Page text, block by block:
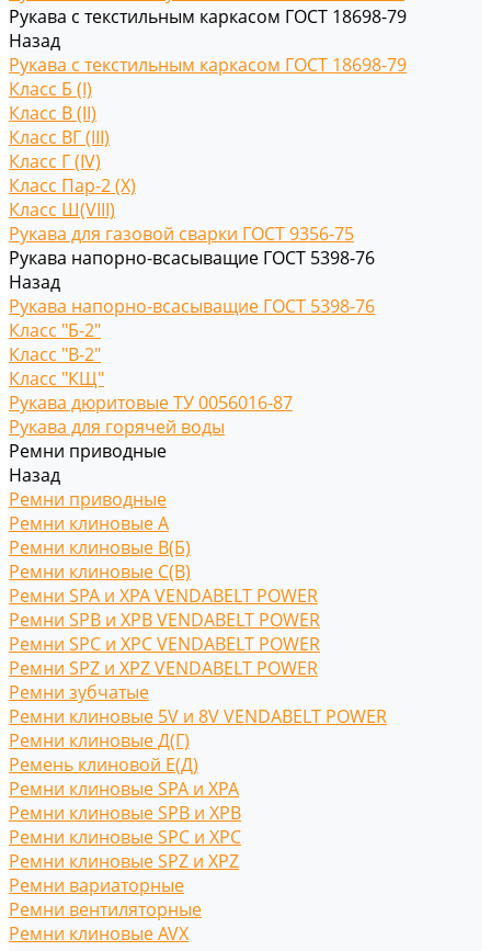
Рукава с текстильным каркасом ГОСТ 18698-79
Назад
Рукава с текстильным каркасом ГОСТ 18698-79
Класс Б (I)
Класс В (II)
Класс ВГ (III)
Класс Г (IV)
Класс Пар-2 (X)
Класс Ш(VIII)
Рукава для газовой сварки ГОСТ 9356-75
Рукава напорно-всасыващие ГОСТ 5398-76
Назад
Рукава напорно-всасыващие ГОСТ 5398-76
Класс "Б-2"
Класс "В-2"
Класс "КЩ"
Рукава дюритовые ТУ 0056016-87
Рукава для горячей воды
Ремни приводные
Назад
Ремни приводные
Ремни клиновые A
Ремни клиновые В(Б)
Ремни клиновые С(B)
Ремни SPA и XPA VENDABELT POWER
Ремни SPB и XPB VENDABELT POWER
Ремни SPC и XPC VENDABELT POWER
Ремни SPZ и XPZ VENDABELT POWER
Ремни зубчатые
Ремни клиновые 5V и 8V VENDABELT POWER
Ремни клиновые Д(Г)
Ремень клиновой Е(Д)
Ремни клиновые SPA и XPA
Ремни клиновые SPB и XPB
Ремни клиновые SPC и XPC
Ремни клиновые SPZ и XPZ
Ремни вариаторные
Ремни вентиляторные
Ремни клиновые AVX